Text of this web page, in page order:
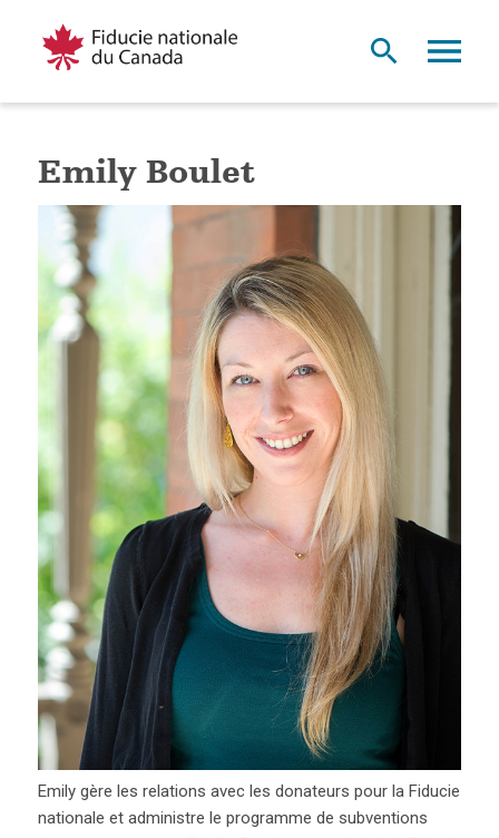
Emily Boulet
Emily gère les relations avec les donateurs pour la Fiducie
nationale et administre le programme de subventions